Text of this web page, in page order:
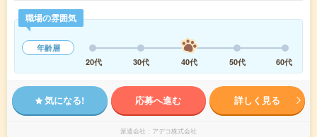
職場の雰囲気
年齢層
20代
30代 40代 50代 60代
気になる! 応募へ進む 詳しく見る
派遣会社 アデコ株式会社